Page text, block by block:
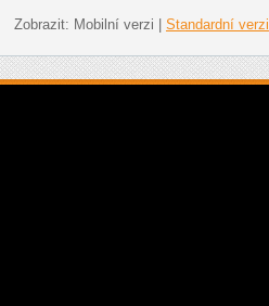
Zobrazit: Mobilní verzi Standardní verzi